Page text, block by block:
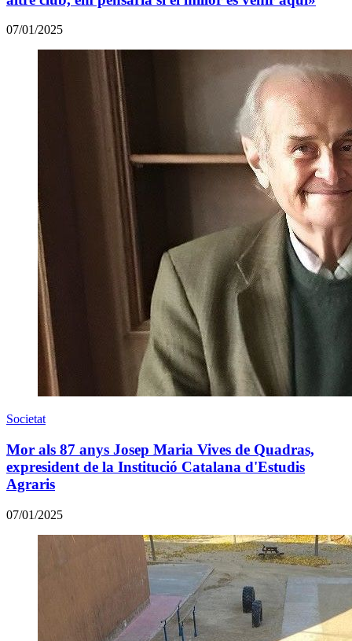
07/01/2025
Societat
Mor als 87 anys Josep Maria Vives de Quadras,
expresident de la Institució Catalana d'Estudis
Agraris
07/01/2025